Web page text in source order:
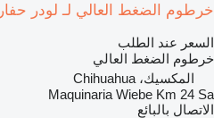
خرطوم الضغط العالي لـ لودر حفار John Deere 410K
السعر عند الطلب
خرطوم الضغط العالي
المكسيك، Chihuahua
Maquinaria Wiebe Km 24 Sa
الاتصال بالبائع